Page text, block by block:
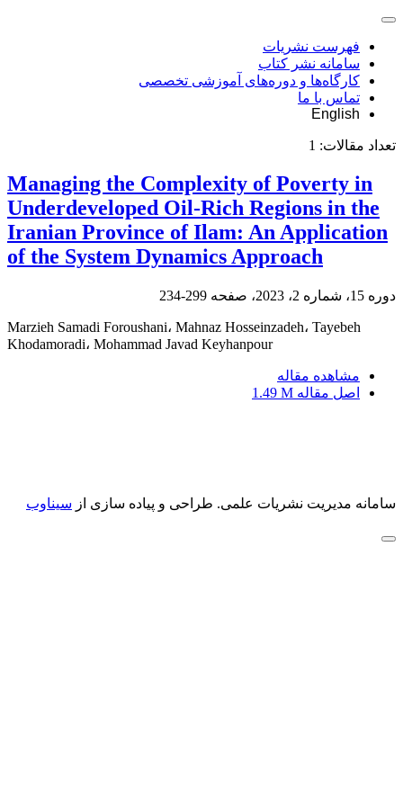
فهرست نشریات
سامانه نشر کتاب
کارگاه‌ها و دوره‌های آموزشی تخصصی
تماس با ما
English
تعداد مقالات: 1
Managing the Complexity of Poverty in
Underdeveloped Oil-Rich Regions in the
Iranian Province of Ilam: An Application
of the System Dynamics Approach
دوره 15، شماره 2، 2023، صفحه 299-234
Marzieh Samadi Foroushani، Mahnaz Hosseinzadeh، Tayebeh
Khodamoradi، Mohammad Javad Keyhanpour
مشاهده مقاله
اصل مقاله 1.49 M
سامانه مدیریت نشریات علمی. طراحی و پیاده سازی از سیناوب